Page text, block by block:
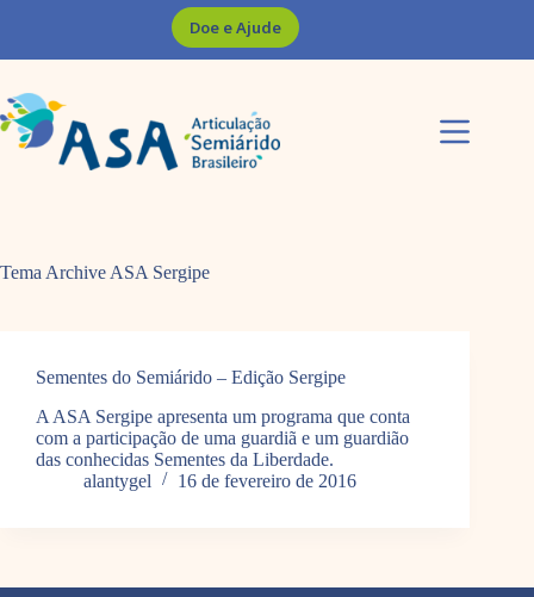
Doe e Ajude
Tema Archive ASA Sergipe
Sementes do Semiárido – Edição Sergipe
A ASA Sergipe apresenta um programa que conta
com a participação de uma guardiã e um guardião
das conhecidas Sementes da Liberdade.
alantygel
16 de fevereiro de 2016